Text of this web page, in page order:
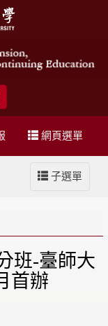
網頁選單
子選單
班-臺師大
首辦